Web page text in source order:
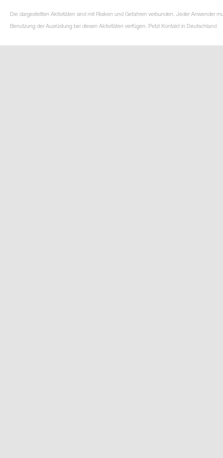
Die dargestellten Aktivitäten sind mit Risiken und Gefahren verbunden. Jeder Anwender
Benutzung der Ausrüstung bei diesen Aktivitäten verfügen. Petzl Kontakt in Deutschland